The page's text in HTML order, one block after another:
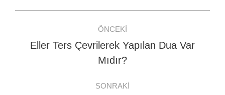
navigation
ÖNCEKI
Previous
post:
Eller Ters Çevrilerek Yapılan Dua Var
Mıdır?
SONRAKI